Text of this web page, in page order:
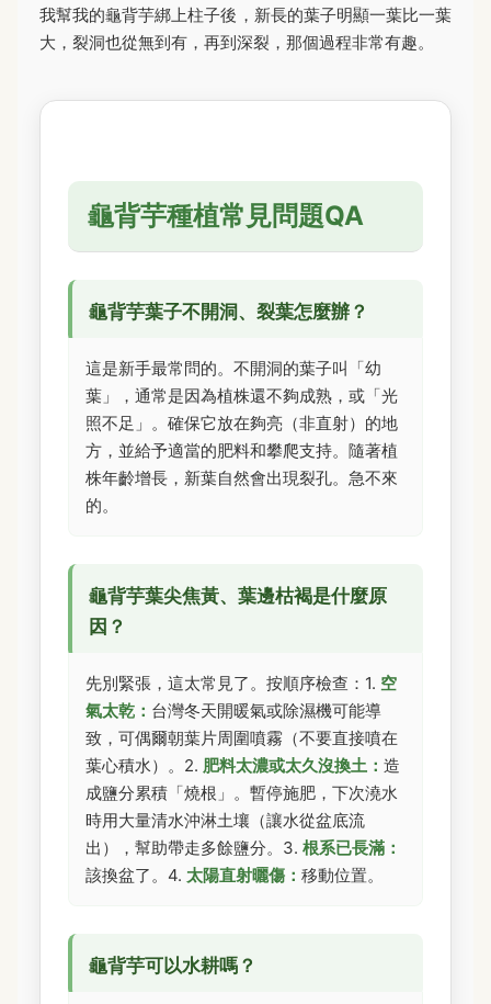
我幫我的龜背芋綁上柱子後，新長的葉子明顯一葉比一葉
大，裂洞也從無到有，再到深裂，那個過程非常有趣。
龜背芋種植常見問題QA
龜背芋葉子不開洞、裂葉怎麼辦？
這是新手最常問的。不開洞的葉子叫「幼
葉」，通常是因為植株還不夠成熟，或「光
照不足」。確保它放在夠亮（非直射）的地
方，並給予適當的肥料和攀爬支持。隨著植
株年齡增長，新葉自然會出現裂孔。急不來
的。
龜背芋葉尖焦黃、葉邊枯褐是什麼原
因？
先別緊張，這太常見了。按順序檢查：1. 空
氣太乾： 台灣冬天開暖氣或除濕機可能導
致，可偶爾朝葉片周圍噴霧（不要直接噴在
葉心積水）。2. 肥料太濃或太久沒換土： 造
成鹽分累積「燒根」。暫停施肥，下次澆水
時用大量清水沖淋土壤（讓水從盆底流
出），幫助帶走多餘鹽分。3. 根系已長滿：
該換盆了。4. 太陽直射曬傷： 移動位置。
龜背芋可以水耕嗎？